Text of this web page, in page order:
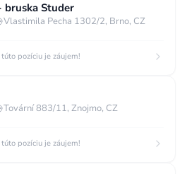
bruska Studer
Vlastimila Pecha 1302/2, Brno, CZ
túto pozíciu je záujem!
Tovární 883/11, Znojmo, CZ
túto pozíciu je záujem!